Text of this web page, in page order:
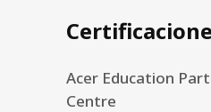
Acer Education
Centre